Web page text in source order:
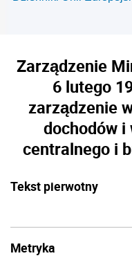
Zarządzenie
6 lutego
zarządzenie
dochodów
centralnego i
Tekst pierwotny
Metryka